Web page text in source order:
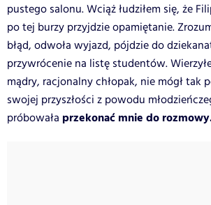
pustego salonu. Wciąż łudziłem się, że
po tej burzy przyjdzie opamiętanie.
błąd, odwoła wyjazd, pójdzie do
przywrócenie na listę studentów.
mądry, racjonalny chłopak, nie mógł tak
swojej przyszłości z powodu
próbowała przekonać mnie do